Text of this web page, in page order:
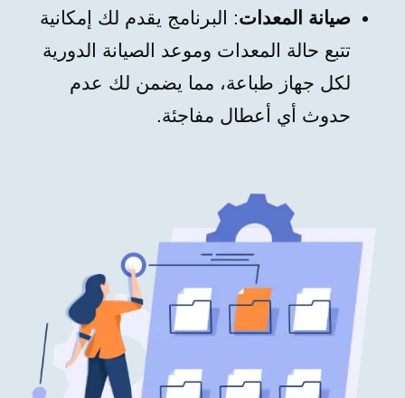
صيانة المعدات: البرنامج يقدم لك إمكانية
تتبع حالة المعدات وموعد الصيانة الدورية
لكل جهاز طباعة، مما يضمن لك عدم
حدوث أي أعطال مفاجئة.